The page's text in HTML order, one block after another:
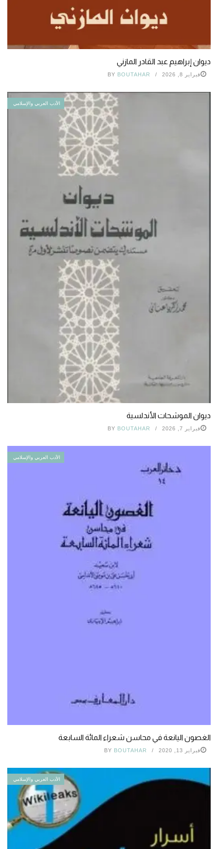
ديوان إبراهيم عبد القادر المازني
فبراير 8, 2026 BY BOUTAHAR
الأدب العربي والإسلامي
ديوان الموشحات الأندلسية
فبراير 7, 2026 BY BOUTAHAR
الأدب العربي والإسلامي
الغصون اليانعة في محاسن شعراء المائة السابعة
فبراير 13, 2020 BY BOUTAHAR
الأدب العربي والإسلامي